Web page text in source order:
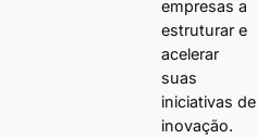
empresas a
estruturar e
acelerar
suas
iniciativas de
inovação.